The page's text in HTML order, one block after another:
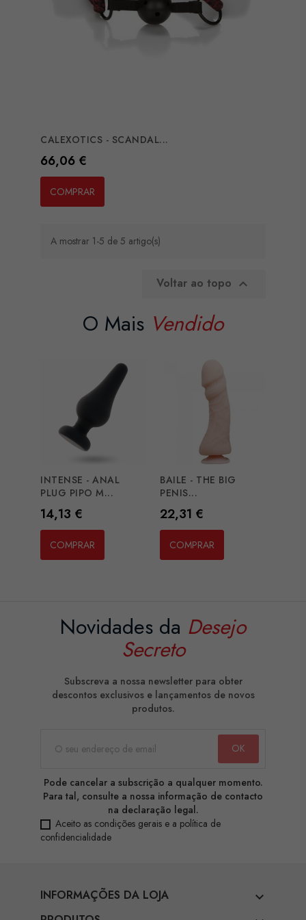
CALEXOTICS - SCANDAL...
Preço
66,06 €
COMPRAR
A mostrar 1-5 de 5 artigo(s)
Voltar ao topo 
O Mais Vendido
INTENSE - ANAL
PLUG PIPO M...
Preço
14,13 €
COMPRAR
BAILE - THE BIG
PENIS...
Preço
22,31 €
COMPRAR
Novidades da Desejo
Secreto
Subscreva a nossa newsletter para obter
descontos exclusivos e lançamentos de novos
produtos.
Pode cancelar a subscrição a qualquer momento.
Para tal, consulte a nossa informação de contacto
na declaração legal.
Aceito as condições gerais e a política de
confidencialidade
INFORMAÇÕES DA LOJA 